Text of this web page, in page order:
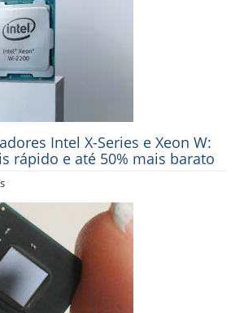
Intel X-Series e Xeon W:
rápido e até 50% mais barato